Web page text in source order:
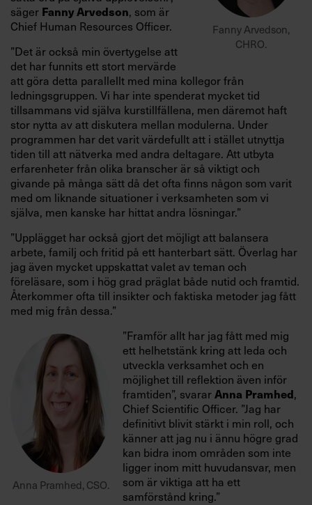
Fanny Arvedson,
CHRO.
säger Fanny Arvedson, som är
Chief Human Resources Officer.
”Det är också min övertygelse att
det har funnits ett stort mervärde
att göra detta parallellt med mina kollegor från
ledningsgruppen. Vi har inte spenderat mycket tid
tillsammans vid själva kurstillfällena, men däremot haft
stor nytta av att diskutera mellan modulerna. Under
programmen har det varit värdefullt att i stället utnyttja
tiden till att nätverka med andra deltagare. Att utbyta
erfarenheter från olika branscher är så viktigt och
givande på många sätt då det ofta finns någon som varit
med om liknande situationer i verksamheten som vi
själva, men kanske har hittat andra lösningar.”
”Upplägget har också gjort det möjligt att balansera
arbete, familj och fritid på ett hanterbart sätt. Överlag har
jag även mycket uppskattat valet av teman och
föreläsare, som i hög grad präglat både nutid och framtid.
Återkommer ofta till insikter och faktiska metoder jag fått
med mig från dessa.”
Anna Pramhed, CSO.
”Framför allt har jag fått med mig
ett helhetstänk kring att leda och
utveckla verksamhet och en
möjlighet till reflektion även inför
framtiden”, svararAnna Pramhed,
Chief Scientific Officer. ”Jag har
definitivt blivit stärkt i min roll, och
känner att jag nu i ännu högre grad
kan bidra inom områden som inte
ligger inom mitt huvudansvar, men
som är viktiga att ha ett
samförstånd kring.”